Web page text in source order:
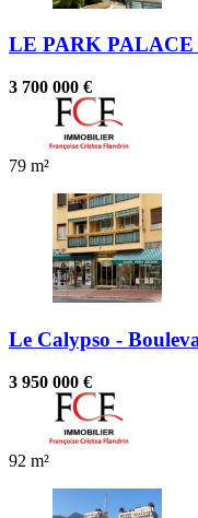
LE PARK PALACE
3 700 000 €
79 m²
Le Calypso -
3 950 000 €
92 m²